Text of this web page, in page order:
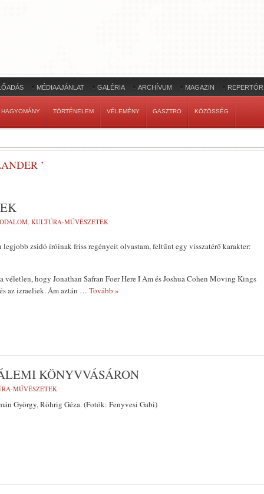
MÉDIAAJÁNLAT GALÉRIA ARCHÍVUM MAGAZIN
HAGYOMÁNY TÖRTÉNELEM VÉLEMÉNY GASZTRO KÖZÖSSÉG
’
, KULTÚRA-MŰVÉSZETEK
zsidó íróinak friss regényeit olvastam, feltűnt egy visszatérő karakter:
véletlen, hogy Jonathan Safran Foer Here I Am és Joshua Cohen Moving Kings
az izraeliek. Ám aztán … Tovább »
KÖNYVVÁSÁRON
MŰVÉSZETEK
György, Röhrig Géza. (Fotók: Fenyvesi Gabi)